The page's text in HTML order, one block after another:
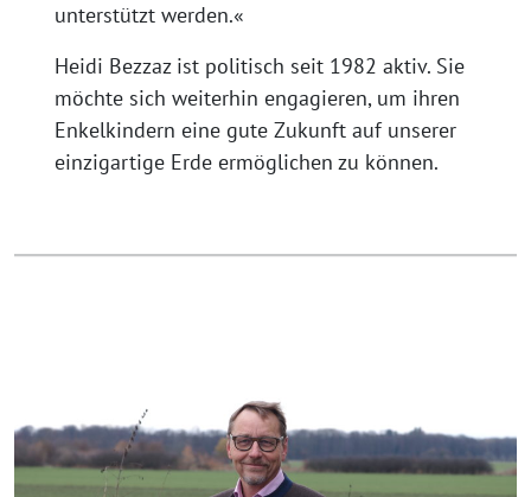
unterstützt werden.«
Heidi Bezzaz ist politisch seit 1982 aktiv. Sie
möchte sich weiterhin engagieren, um ihren
Enkelkindern eine gute Zukunft auf unserer
einzigartige Erde ermöglichen zu können.